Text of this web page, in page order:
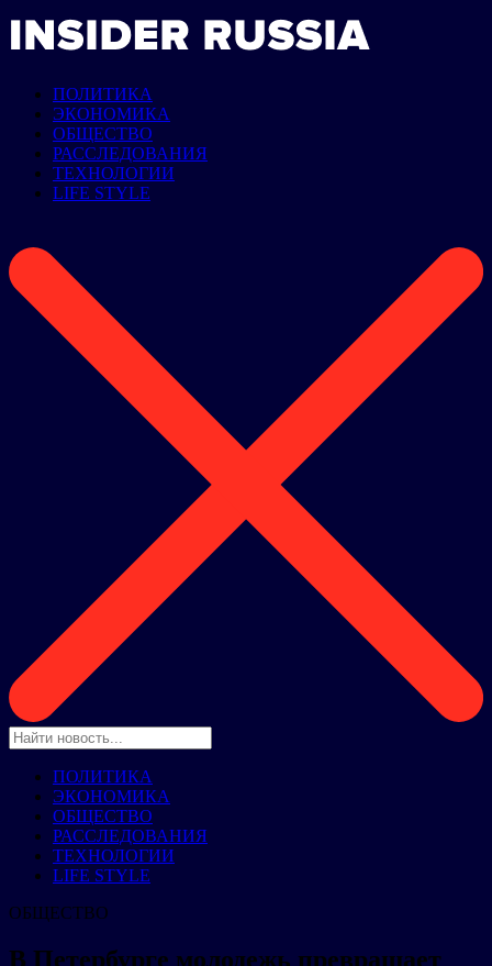
ПОЛИТИКА
ЭКОНОМИКА
ОБЩЕСТВО
РАССЛЕДОВАНИЯ
ТЕХНОЛОГИИ
LIFE STYLE
ПОЛИТИКА
ЭКОНОМИКА
ОБЩЕСТВО
РАССЛЕДОВАНИЯ
ТЕХНОЛОГИИ
LIFE STYLE
ОБЩЕСТВО
В Петербурге молодежь превращает